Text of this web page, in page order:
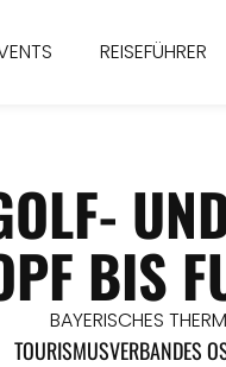
REISEFÜHRER
BIS
BAYERISCHES
TOURISMUSVERBANDES